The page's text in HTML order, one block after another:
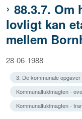
88.3.7.
lovligt kan
mellem
28-06-1988
3. De kommunale
Kommunalfuldmagten -
Kommunalfuldmagten -